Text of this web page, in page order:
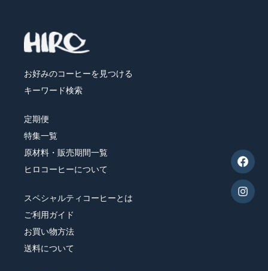
シーン/気分で選ぶ
飲み方で選ぶ
お好みのコーヒーを見つける
キーワード検索
定期便
特集一覧
原材料・販売期間一覧
ヒロコーヒーについて
スペシャルティコーヒーとは
ご利用ガイド
お買い物方法
送料について